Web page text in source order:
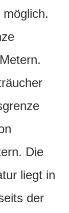
Die
liegt in
der